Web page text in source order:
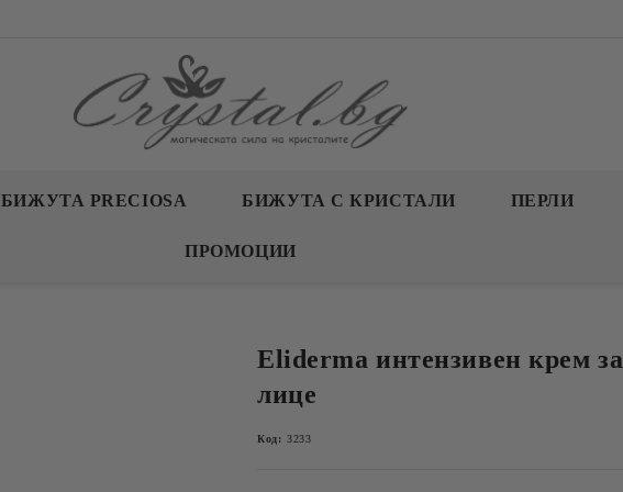
БИЖУТА PRECIOSA БИЖУТА С КРИСТАЛИ ПЕРЛИ
ПРОМОЦИИ
Eliderma интензивен крем за
лице
Код: 3233